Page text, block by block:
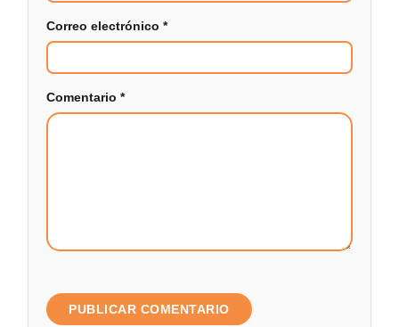
Correo electrónico*
Comentario*